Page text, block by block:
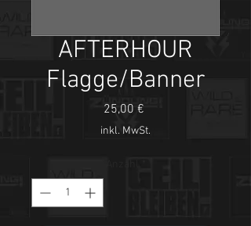
AFTERHOUR
Flagge/Banner
25,00 €Preis
inkl. MwSt.